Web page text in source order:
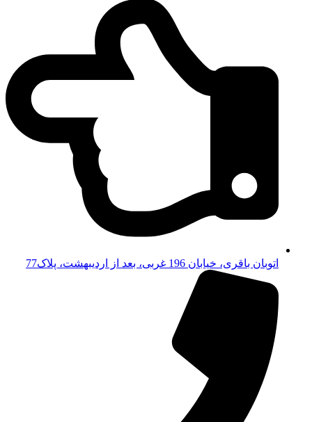
اتوبان باقری، خیابان 196 غربی، بعد از اردیبهشت، پلاک77